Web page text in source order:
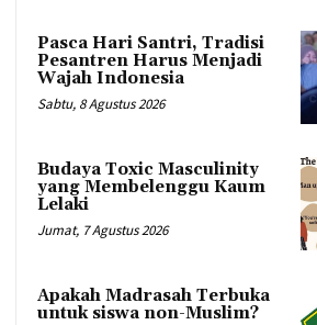
Pasca Hari Santri, Tradisi
Pesantren Harus Menjadi
Wajah Indonesia
Sabtu, 8 Agustus 2026
Budaya Toxic Masculinity
yang Membelenggu Kaum
Lelaki
Jumat, 7 Agustus 2026
Apakah Madrasah Terbuka
untuk siswa non-Muslim?